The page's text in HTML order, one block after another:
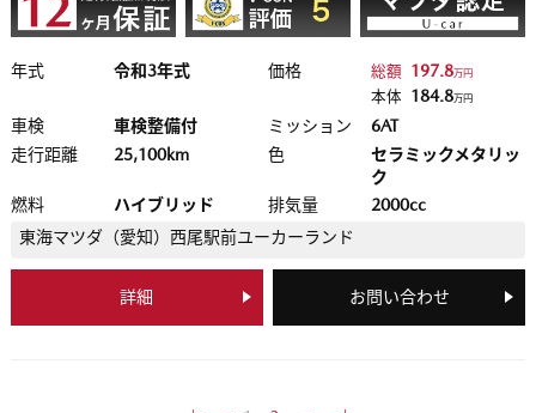
年式 令和3年式 価格 総額 197.8万円
本体 184.8万円
車検 車検整備付 ミッション
6AT
走行距離
25,100km 色
セラミックメタリッ
ク
燃料
ハイブリッド 排気量
2000cc
東海マツダ（愛知） 西尾駅前ユーカーランド
詳細 お問い合わせ